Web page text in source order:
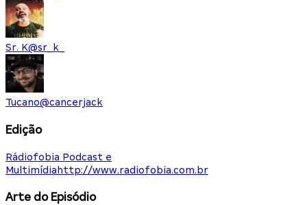
Sr. K@sr_k_
Tucano@cancerjack
Edição
Rádiofobia Podcast e
Multimídia http://www.radiofobia.com.br
Arte do Episódio